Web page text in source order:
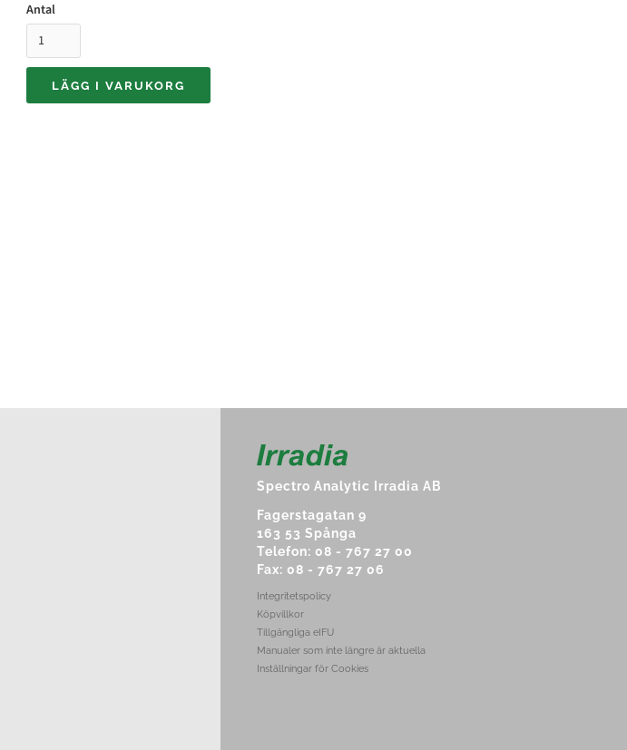
Antal
Spectro Analytic Irradia AB
Fagerstagatan 9
163 53 Spånga
Telefon: 08 - 767 27 00
Fax: 08 - 767 27 06
Integritetspolicy
Köpvillkor
Tillgängliga eIFU
Manualer som inte längre är aktuella
Inställningar för Cookies